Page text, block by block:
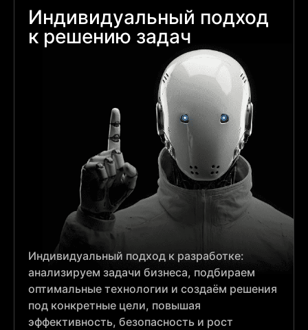
Индивидуальный подход
к решению задач
Индивидуальный подход к разработке:
анализируем задачи бизнеса, подбираем
оптимальные технологии и создаём решения
под конкретные цели, повышая
эффективность, безопасность и рост